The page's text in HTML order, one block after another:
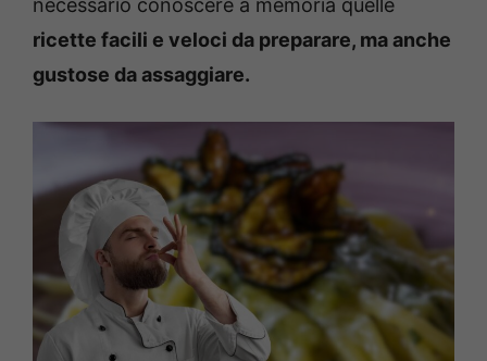
necessario conoscere a memoria quelle
ricette facili e veloci da preparare, ma anche
gustose da assaggiare.